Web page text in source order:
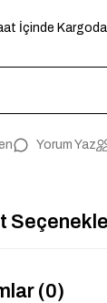
İçinde Kargoda
Yorum Yaz
(0)